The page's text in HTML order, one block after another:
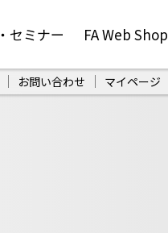
セミナー FA Web Shop
お問い合わせ マイページ